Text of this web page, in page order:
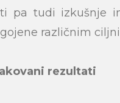
pa tudi izkušnje
različnim
rezultati